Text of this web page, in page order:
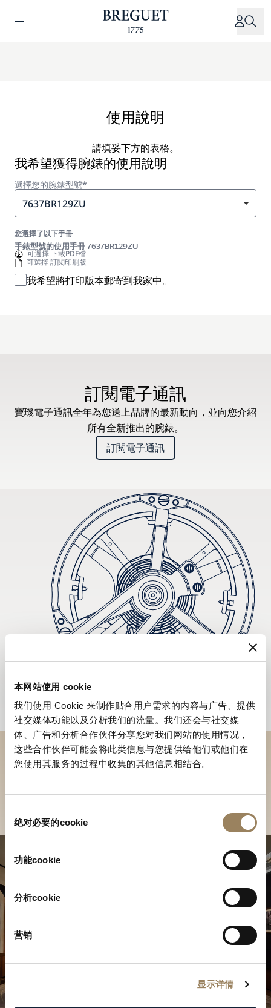
本网站使用 cookie
我们使用 Cookie 来制作贴合用户需求的内容与广告、提供
社交媒体功能以及分析我们的流量。我们还会与社交媒
体、广告和分析合作伙伴分享您对我们网站的使用情况，
这些合作伙伴可能会将此类信息与您提供给他们或他们在
您使用其服务的过程中收集的其他信息相结合。
绝对必要的cookie
功能cookie
分析cookie
营销
显示详情
使用說明
請填妥下方的表格。
我希望獲得腕錶的使用說明
選擇您的腕錶型號*
7637BR129ZU
您選擇了以下手冊
手錶型號的使用手冊 7637BR129ZU
可選擇下載PDF檔
可選擇 訂閱印刷版
我希望將打印版本郵寄到我家中。
訂閱電子通訊
寶璣電子通訊全年為您送上品牌的最新動向，並向您介紹
所有全新推出的腕錶。
訂閱電子通訊
於專賣店探索品牌系列作品
尋找專賣店